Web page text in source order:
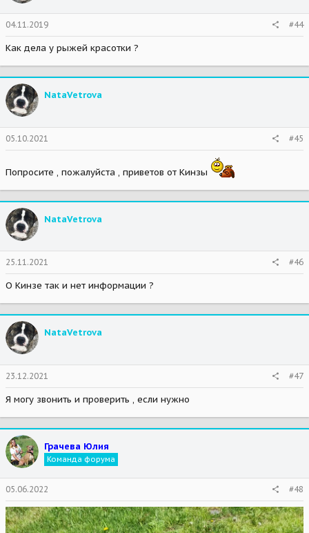
04.11.2019 #44
Как дела у рыжей красотки ?
NataVetrova
05.10.2021 #45
Попросите , пожалуйста , приветов от Кинзы
NataVetrova
25.11.2021 #46
О Кинзе так и нет информации ?
NataVetrova
23.12.2021 #47
Я могу звонить и проверить , если нужно
Грачева Юлия
Команда форума
05.06.2022 #48